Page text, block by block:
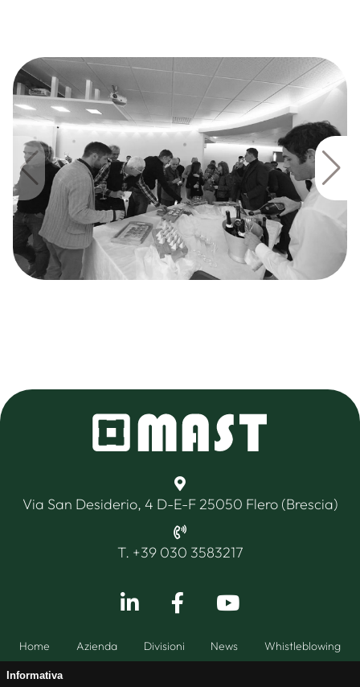
Informativa
Home Azienda Divisioni News Whistleblowing
Via San Desiderio, 4 D-E-F 25050 Flero (Brescia)
T. +39 030 3583217